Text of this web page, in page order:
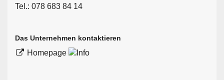
Tel.: 078 683 84 14
Das Unternehmen kontaktieren
Homepage